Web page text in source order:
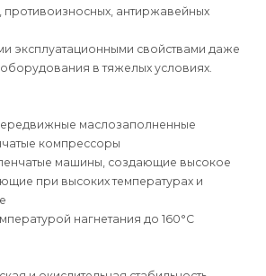
противоизносных, антиржавейных
эксплуатационными свойствами даже
в тяжелых условиях.
маслозаполненные
компрессоры
машины, создающие высокое
при высоких температурах и
нагнетания до 160°C